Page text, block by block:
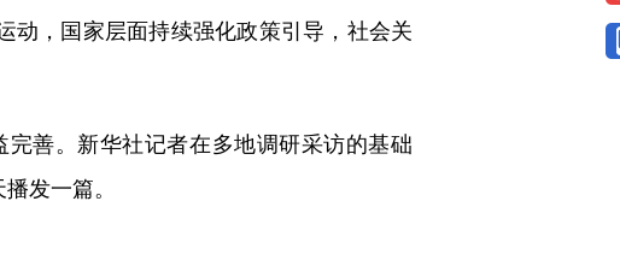
动，国家层面持续强化政策引导，社会关
善。新华社记者在多地调研采访的基础
发一篇。